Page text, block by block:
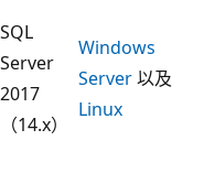
SQL
Server
2017
（14.x）
Windows
Server以及
Linux